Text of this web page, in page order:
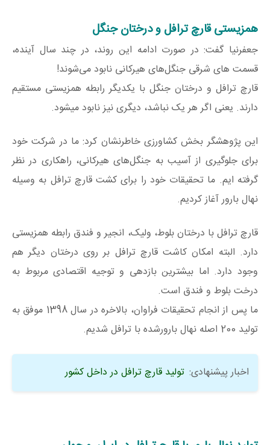
همزیستی قارچ ترافل و درختان جنگل
جعفرنیا گفت: در صورت ادامه این روند، در چند سال آینده،
قسمت های شرقی جنگل‌های هیرکانی نابود می‌شوند!
قارچ ترافل و درختان جنگل با یکدیگر رابطه همزیستی مستقیم
دارند. یعنی اگر هر یک نباشد، دیگری نیز نابود میشود.
این پژوهشگر بخش کشاورزی خاطرنشان کرد: ما در شرکت خود
برای جلوگیری از آسیب به جنگل‌های هیرکانی، راهکاری در نظر
گرفته ایم. ما تحقیقات خود را برای کشت قارچ ترافل به وسیله
نهال بارور آغاز کردیم.
قارچ ترافل با درختان بلوط، ولیک، انجیر و فندق رابطه همزیستی
دارد. البته امکان کاشت قارچ ترافل بر روی درختان دیگر هم
وجود دارد. اما بیشترین بازدهی و توجیه اقتصادی مربوط به
درخت بلوط و فندق است.
ما پس از انجام تحقیقات فراوان، بالاخره در سال 1398 موفق به
تولید 200 اصله نهال بارورشده با ترافل شدیم.
اخبار پیشنهادی: تولید قارچ ترافل در داخل کشور